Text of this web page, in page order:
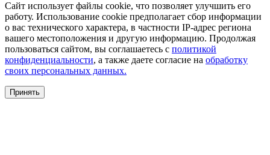
Сайт использует файлы cookie, что позволяет улучшить его
работу. Использование cookie предполагает сбор информации
о вас технического характера, в частности IP-адрес региона
вашего местоположения и другую информацию. Продолжая
пользоваться сайтом, вы соглашаетесь с политикой
конфиденциальности, а также даете согласие на обработку
своих персональных данных.
Принять